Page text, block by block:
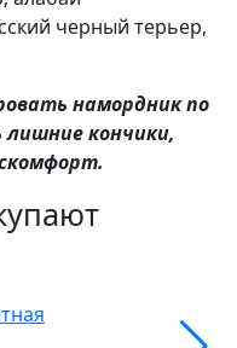
черный терьер,
намордник по
кончики,